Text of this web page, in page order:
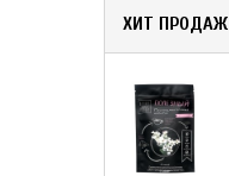
ХИТ ПРОДАЖ